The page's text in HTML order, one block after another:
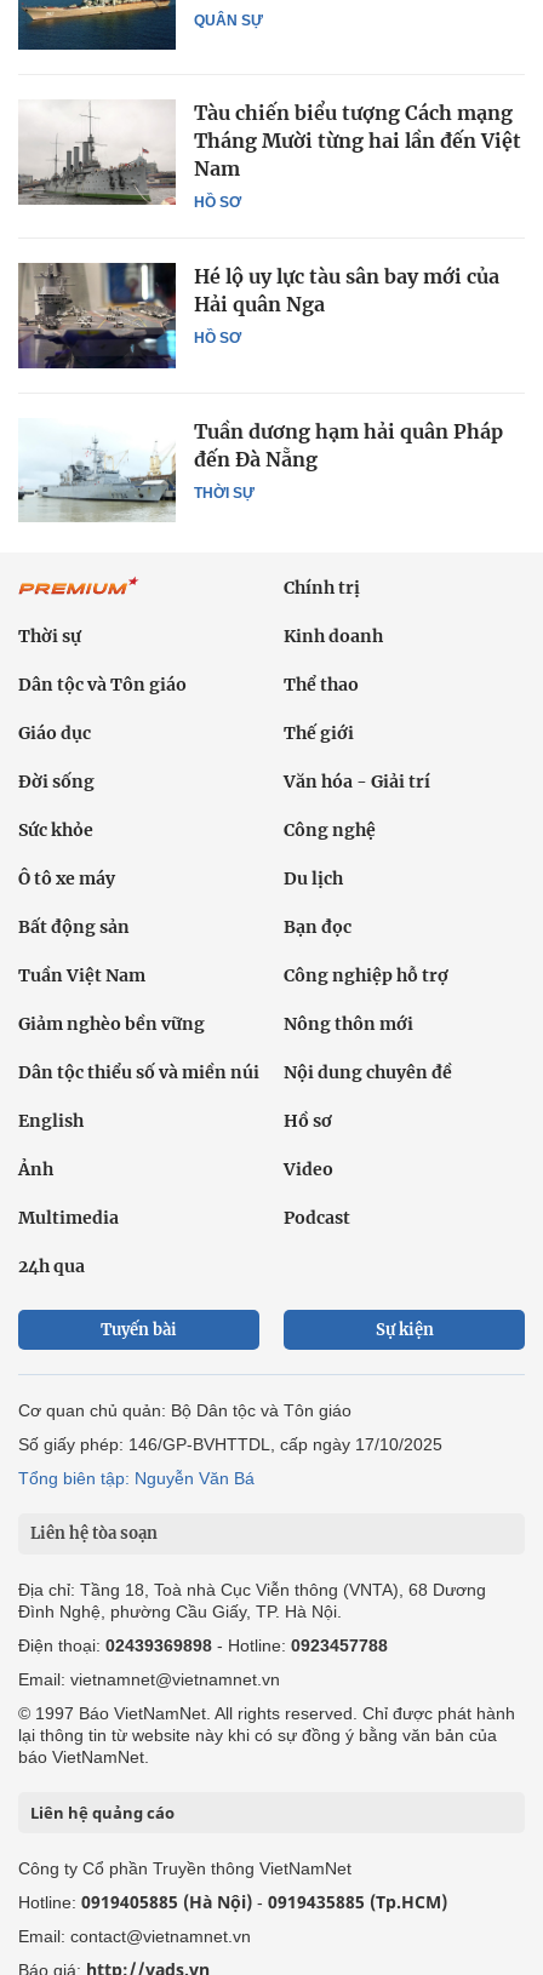
QUÂN SỰ
HỒ SƠ
Tàu chiến biểu tượng Cách mạng
Tháng Mười từng hai lần đến Việt
Nam
HỒ SƠ
Hé lộ uy lực tàu sân bay mới của
Hải quân Nga
THỜI SỰ
Tuần dương hạm hải quân Pháp
đến Đà Nẵng
Chính trị
Thời sự Kinh doanh
Dân tộc và Tôn giáo Thể thao
Giáo dục Thế giới
Đời sống Văn hóa - Giải trí
Sức khỏe Công nghệ
Ô tô xe máy Du lịch
Bất động sản Bạn đọc
Tuần Việt Nam Công nghiệp hỗ trợ
Giảm nghèo bền vững Nông thôn mới
Dân tộc thiểu số và miền núi Nội dung chuyên đề
English Hồ sơ
Ảnh Video
Multimedia Podcast
24h qua
Tuyến bài Sự kiện
Cơ quan chủ quản: Bộ Dân tộc và Tôn giáo
Số giấy phép: 146/GP-BVHTTDL, cấp ngày 17/10/2025
Tổng biên tập: Nguyễn Văn Bá
Liên hệ tòa soạn
Địa chỉ: Tầng 18, Toà nhà Cục Viễn thông (VNTA), 68 Dương
Đình Nghệ, phường Cầu Giấy, TP. Hà Nội.
Điện thoại: 02439369898 - Hotline: 0923457788
Email: vietnamnet@vietnamnet.vn
© 1997 Báo VietNamNet. All rights reserved. Chỉ được phát hành
lại thông tin từ website này khi có sự đồng ý bằng văn bản của
báo VietNamNet.
Liên hệ quảng cáo
Công ty Cổ phần Truyền thông VietNamNet
Hotline: 0919405885 (Hà Nội) - 0919435885 (Tp.HCM)
Email: contact@vietnamnet.vn
Báo giá: http://vads.vn